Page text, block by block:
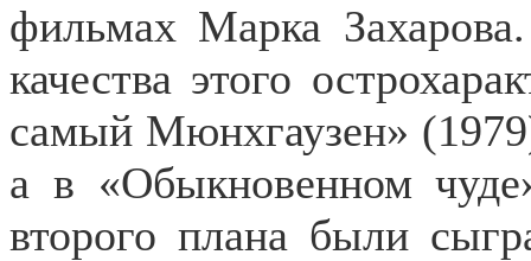
фильмах Марка
качества этого
самый Мюнхгаузен»
а в «Обыкновенном
второго плана были